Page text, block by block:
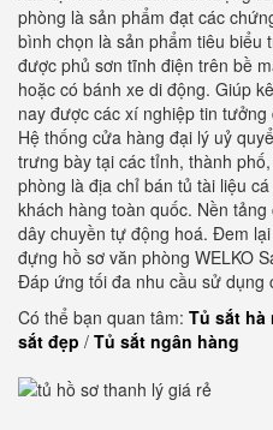
phòng là sản phẩm đạt các
bình chọn là sản phẩm tiêu biểu
được phủ sơn tĩnh điện trên bề
hoặc có bánh xe di động. Giúp
nay được các xí nghiệp tin
Hệ thống cửa hàng đại lý uỷ
trưng bày tại các tỉnh, thành
phòng là địa chỉ bán tủ tài liệu
khách hàng toàn quốc. Nền
dây chuyền tự động hoá. Đem
đựng hồ sơ văn phòng WELKO
Đáp ứng tối đa nhu cầu sử dụng
Có thể bạn quan tâm: Tủ sắt hà
sắt đẹp / Tủ sắt ngân hàng